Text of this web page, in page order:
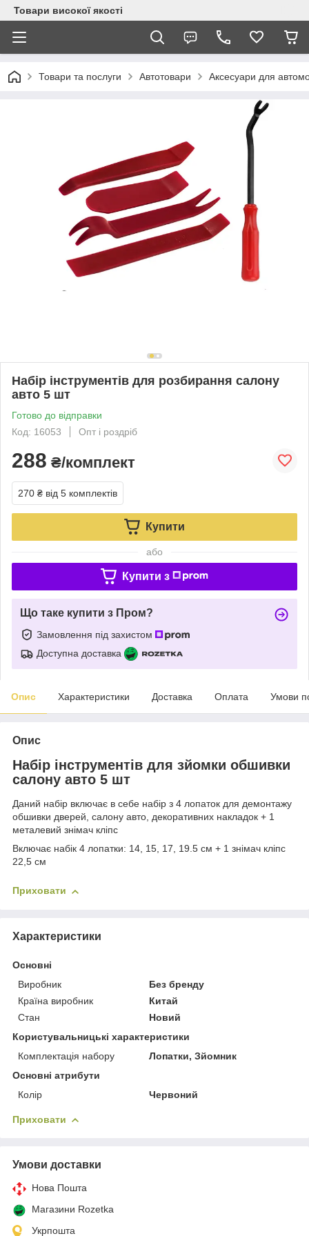
Товари високої якості
Товари та послуги Автотовари Аксесуари для
Набір інструментів для розбирання салону
авто 5 шт
Готово до відправки
Код: 16053
Опт і роздріб
288 ₴/комплект
270 ₴ від 5 комплектів
Купити
або
Купити з
Що таке купити з Пром?
Замовлення під захистом
Доступна доставка
Опис Характеристики Доставка Оплата Умови
Опис
Набір інструментів для зйомки обшивки
салону авто 5 шт
Даний набір включає в себе набір з 4 лопаток для демонтажу
обшивки дверей, салону авто, декоративних накладок + 1
металевий знімач кліпс
Включає набік 4 лопатки: 14, 15, 17, 19.5 см + 1 знімач кліпс
22,5 см
Приховати
Характеристики
Основні
Виробник
Без бренду
Країна виробник
Китай
Стан
Новий
Користувальницькі характеристики
Комплектація набору
Лопатки, Зйомник
Основні атрибути
Колір
Червоний
Приховати
Умови доставки
Нова Пошта
Магазини Rozetka
Укрпошта